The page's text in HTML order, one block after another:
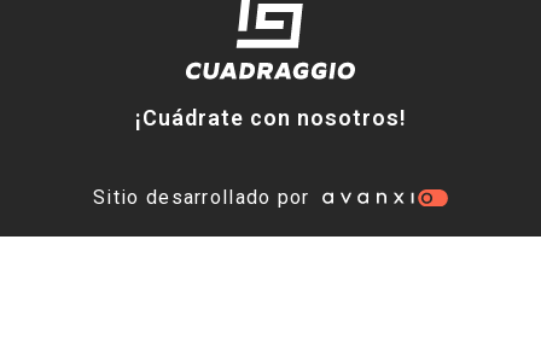
¡Cuádrate con nosotros!
Sitio desarrollado por